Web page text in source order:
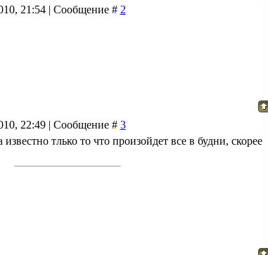
21:54 | Сообщение # 2
22:49 | Сообщение # 3
тлько то что произойдет все в будни, скорее